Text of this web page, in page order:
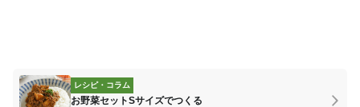
レシピ・コラム
お野菜セットSサイズでつくる